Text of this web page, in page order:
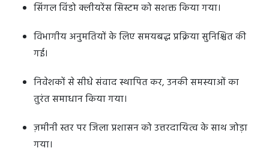
सिंगल विंडो क्लीयरेंस सिस्टम को सशक्त किया गया।
विभागीय अनुमतियों के लिए समयबद्ध प्रक्रिया सुनिश्चित की
गई।
निवेशकों से सीधे संवाद स्थापित कर, उनकी समस्याओं का
तुरंत समाधान किया गया।
ज़मीनी स्तर पर जिला प्रशासन को उत्तरदायित्व के साथ जोड़ा
गया।